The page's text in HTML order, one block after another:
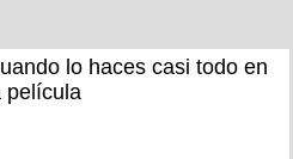
lo haces casi todo en
película